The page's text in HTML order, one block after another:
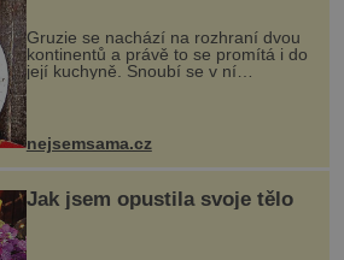
Gruzie se nachází na rozhraní dvou
kontinentů a právě to se promítá i do
její kuchyně. Snoubí se v ní
evropské a asijské chutě a díky tomu
pokrmy, které rozhodně st...
nejsemsama.cz
Jak jsem opustila svoje tělo